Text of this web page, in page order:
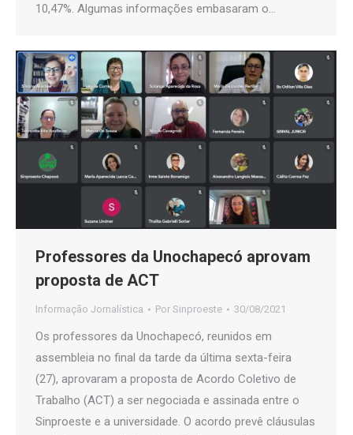
10,47%. Algumas informações embasaram o…
Professores da Unochapecó aprovam
proposta de ACT
Informação Jornalística Por Sinproeste 30/08/2021
Os professores da Unochapecó, reunidos em
assembleia no final da tarde da última sexta-feira
(27), aprovaram a proposta de Acordo Coletivo de
Trabalho (ACT) a ser negociada e assinada entre o
Sinproeste e a universidade. O acordo prevê cláusulas